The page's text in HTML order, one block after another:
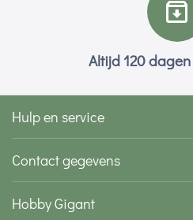
Altijd 120
Hulp en service
Contact gegevens
Hobby Gigant